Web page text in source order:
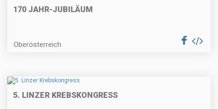
170 JAHR-JUBILÄUM
Oberösterreich
5. LINZER KREBSKONGRESS